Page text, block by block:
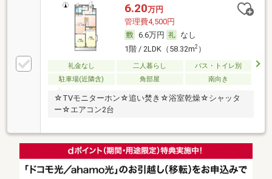
6.20万円
管理費4,500円
6.6万円
なし
1階 / 2LDK（58.32m2）
礼金なし 二人暮らし
バス・トイレ別
駐車場(近隣含)
角部屋 南向き
☆TVモニターホン☆追い焚き☆浴室乾燥☆シャッタ
ー☆エアコン2台